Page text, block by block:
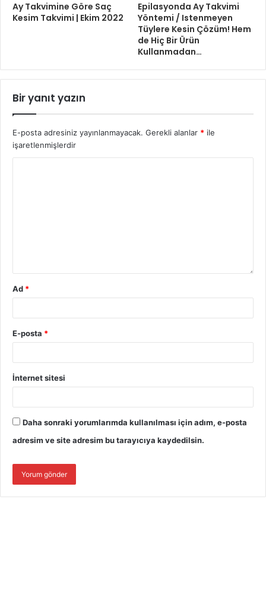
Ay Takvimine Göre Saç
Kesim Takvimi | Ekim 2022
Epilasyonda Ay Takvimi
Yöntemi / Istenmeyen
Tüylere Kesin Çözüm! Hem
de Hiç Bir Ürün
Kullanmadan…
Bir yanıt yazın
E-posta adresiniz yayınlanmayacak. Gerekli alanlar * ile
işaretlenmişlerdir
Ad *
E-posta *
İnternet sitesi
Daha sonraki yorumlarımda kullanılması için adım, e-posta
adresim ve site adresim bu tarayıcıya kaydedilsin.